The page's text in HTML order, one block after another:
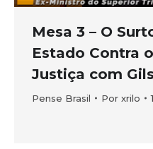
Mesa 3 – O
Estado Contra
Justiça com
Pense Brasil Por xrilo